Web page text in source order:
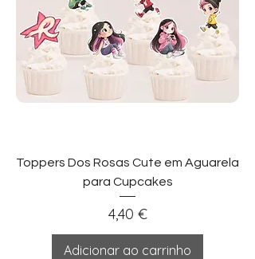
Toppers Dos Rosas Cute em Aguarela
para Cupcakes
Preço
4,40 €
Adicionar ao carrinho